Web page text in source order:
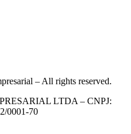
– All rights reserved.
LTDA – CNPJ:
0001-70